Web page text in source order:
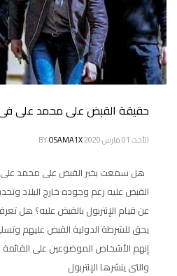
حقيقة القبض على محمد على فى
الأحد, 01 مارس 2020 BYOSAMA1X
هل سمعت بخبر القبض على محمد
القبض عليه رغم وجوده خارج البلاد
عن قيام الإنتربول بالقبض عليه؟ هل
يحق للشرطة الدولية القبض عليهم
إنهم الأشخاص الموضوعين على القائمة
والتى ينشرها الإنتربول